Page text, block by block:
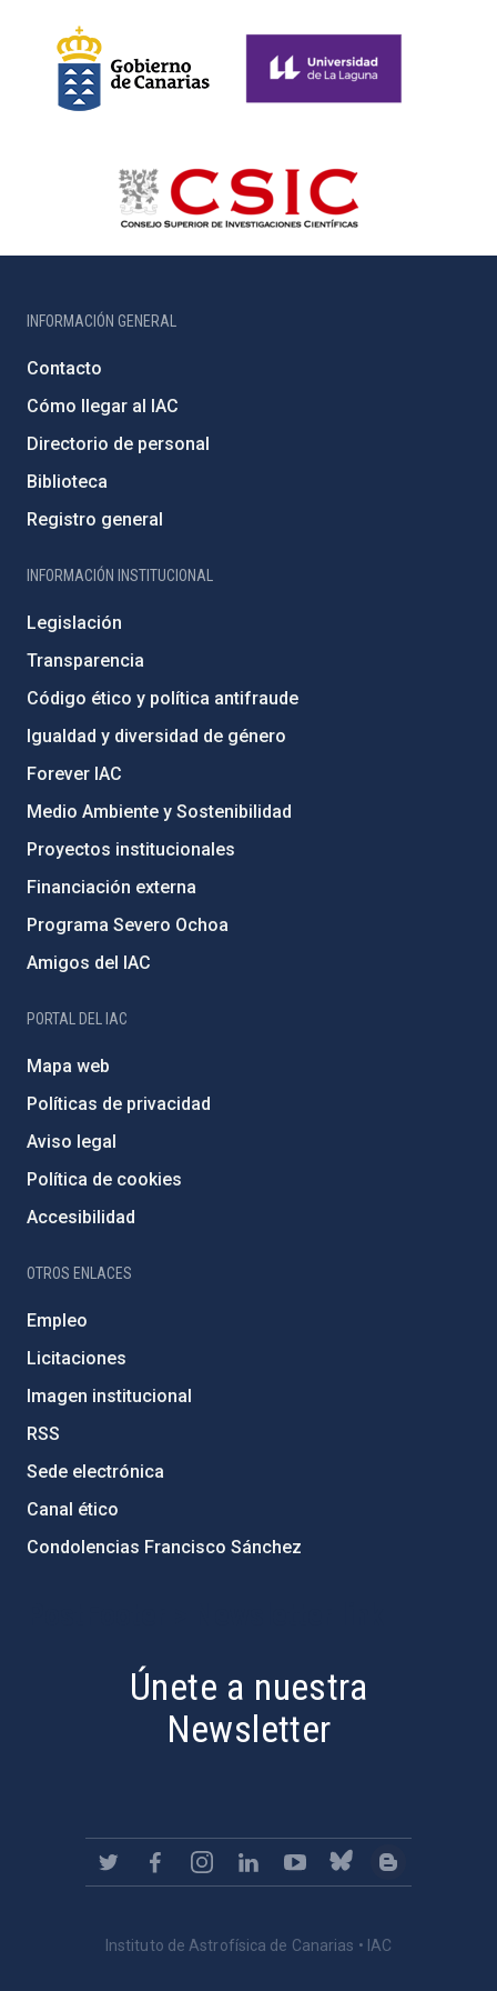
INFORMACIÓN GENERAL
Contacto
Cómo llegar al IAC
Directorio de personal
Biblioteca
Registro general
INFORMACIÓN INSTITUCIONAL
Legislación
Transparencia
Código ético y política antifraude
Igualdad y diversidad de género
Forever IAC
Medio Ambiente y Sostenibilidad
Proyectos institucionales
Financiación externa
Programa Severo Ochoa
Amigos del IAC
PORTAL DEL IAC
Mapa web
Políticas de privacidad
Aviso legal
Política de cookies
Accesibilidad
OTROS ENLACES
Empleo
Licitaciones
Imagen institucional
RSS
Sede electrónica
Canal ético
Condolencias Francisco Sánchez
Únete a nuestra
Newsletter
Instituto de Astrofísica de Canarias • IAC